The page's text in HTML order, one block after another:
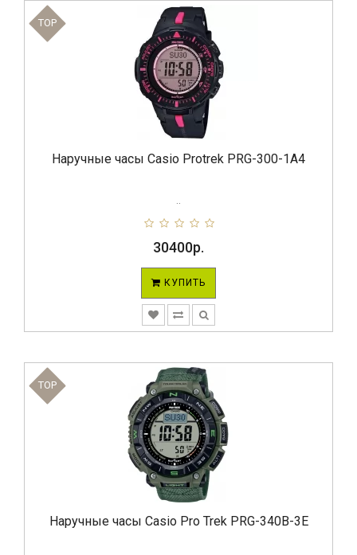
TOP
Наручные часы Casio Protrek PRG-300-1A4
30400р.
КУПИТЬ
TOP
Наручные часы Casio Pro Trek PRG-340B-3E